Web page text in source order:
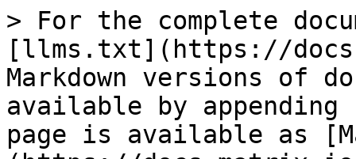
> For the complete
[llms.txt](https://
Markdown versions of
available by
page is available as